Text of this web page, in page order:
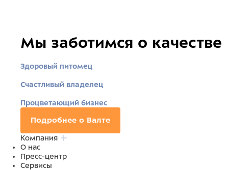
Мы заботимся о качестве
Здоровый питомец
Счастливый владелец
Процветающий бизнес
Подробнее о Валте
Компания
О нас
Пресс-центр
Сервисы